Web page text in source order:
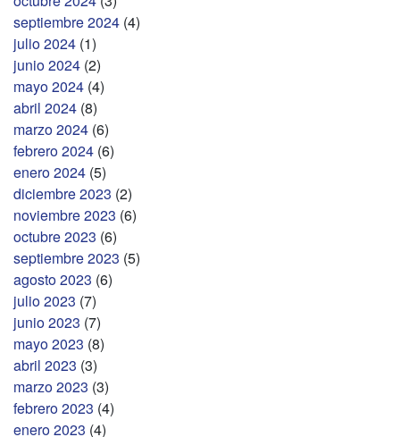
septiembre 2024 (4)
julio 2024 (1)
junio 2024 (2)
mayo 2024 (4)
abril 2024 (8)
marzo 2024 (6)
febrero 2024 (6)
enero 2024 (5)
diciembre 2023 (2)
noviembre 2023 (6)
octubre 2023 (6)
septiembre 2023 (5)
agosto 2023 (6)
julio 2023 (7)
junio 2023 (7)
mayo 2023 (8)
abril 2023 (3)
marzo 2023 (3)
febrero 2023 (4)
enero 2023 (4)